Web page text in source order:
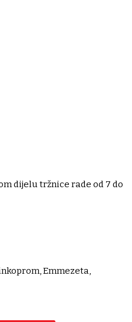
dijelu tržnice rade od 7 do
Emmezeta,